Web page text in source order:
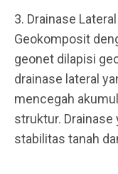
3. Drainase Lateral
Geokomposit
geonet dilapisi
drainase lateral
mencegah
struktur.
stabilitas tanah